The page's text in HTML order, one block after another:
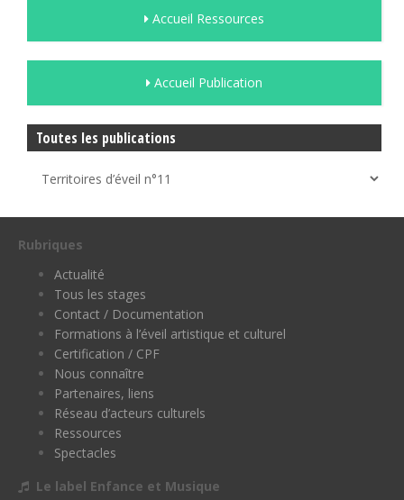
Accueil Ressources
Accueil Publication
Toutes les publications
Rubriques
Actualité
Tous les stages
Contact / Documentation
Formations à l’éveil artistique et culturel
Certification / CPF
Nous connaître
Partenaires, liens
Réseau d’acteurs culturels
Ressources
Spectacles
Le label Enfance et Musique